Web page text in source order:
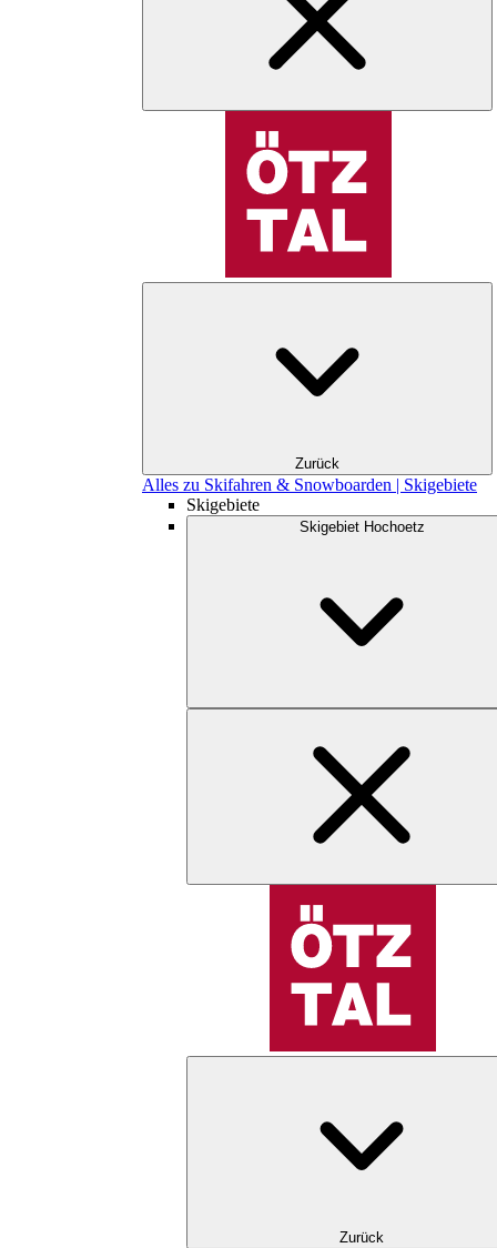
Zurück
Alles zu Skifahren & Snowboarden | Skigebiete
Skigebiete
Skigebiet Hochoetz
Zurück